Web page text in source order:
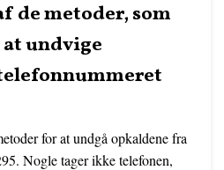
de metoder, som
undvige
for at undgå opkaldene fra
Nogle tager ikke telefonen,